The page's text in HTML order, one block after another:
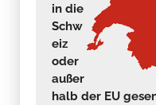
in die
Schw
eiz
oder
außer
halb der EU